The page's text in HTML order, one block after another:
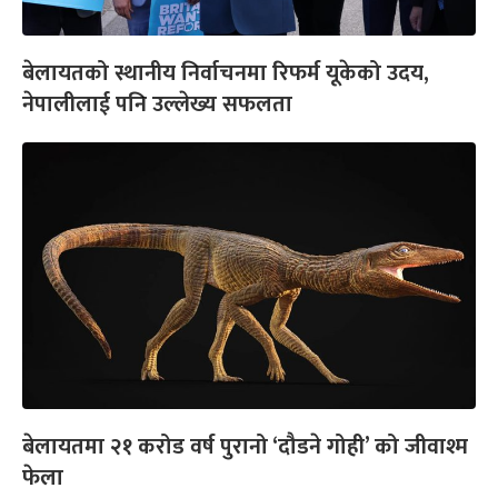
बेलायतको स्थानीय निर्वाचनमा रिफर्म यूकेको उदय,
नेपालीलाई पनि उल्लेख्य सफलता
बेलायतमा २१ करोड वर्ष पुरानो ‘दौडने गोही’ को जीवाश्म
फेला